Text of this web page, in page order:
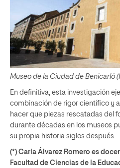
Museo de la Ciudad de Benicarló
En definitiva, esta investigación
combinación de rigor científico y
hacer que piezas rescatadas del
durante décadas en los museos
su propia historia siglos después.
(*) Carla Álvarez Romero es
Facultad de Ciencias de la